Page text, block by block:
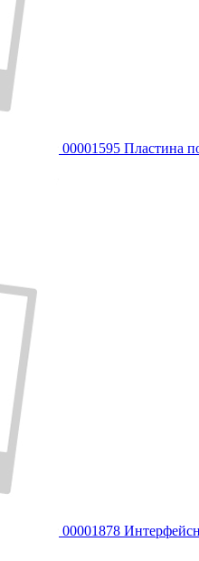
00001595 Пластина
00001878